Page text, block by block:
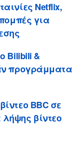
Netflix,
για
Bilibili &
προγράμματα
BBC σε
βίντεο